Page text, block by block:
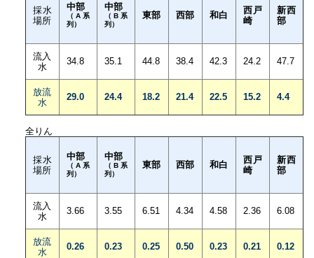
採水
場所
中部
（A系
列）
中部
（B系
列）
東部 西部 和白
西戸
崎
新西
部
流入
水
34.8 35.1 44.8 38.4 42.3 24.2 47.7
放流
水
29.0 24.4 18.2 21.4 22.5 15.2 4.4
全りん
採水
場所
中部
（A系
列）
中部
（B系
列）
東部 西部 和白
西戸
崎
新西
部
流入
水
3.66 3.55 6.51 4.34 4.58 2.36 6.08
放流
水
0.26 0.23 0.25 0.50 0.23 0.21 0.12